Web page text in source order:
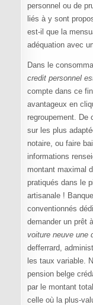
personnel ou de
liés à y sont
est-il que la
adéquation avec
Dans le
credit personnel
compte dans ce
avantageux en
regroupement. De
sur les plus
notaire, ou faire
informations
montant maximal
pratiqués dans le
artisanale !
conventionnés
demander un prêt
voiture neuve une
defferrard,
les taux variable.
pension belge
par le montant
celle où la plus-